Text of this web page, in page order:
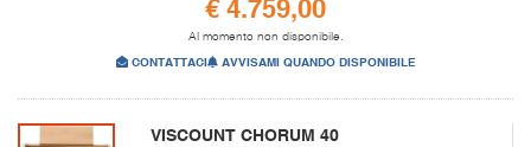
€ 4.759,00
Al momento non disponibile.
CONTATTACI AVVISAMI QUANDO DISPONIBILE
VISCOUNT CHORUM 40